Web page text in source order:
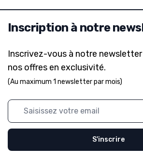
Inscription à notre
Inscrivez-vous à notre
nos offres en exclusivité.
(Au maximum 1 newsletter par mois)
Adresse mail
S'inscrire